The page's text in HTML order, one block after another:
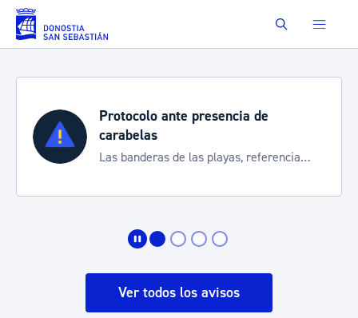
Saltar al contenido principal Buscar
de
playas, referencia
Semana Grande
Cortes de tráfico y
de transporte
Ver todos los avisos